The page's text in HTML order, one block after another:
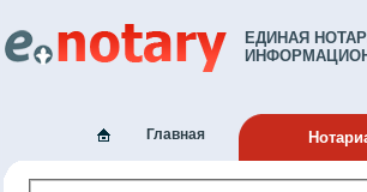
ЕДИНАЯ
Главная